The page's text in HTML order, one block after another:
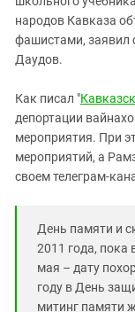
СКФО
Ставропольский край
Южная Осетия
Южный Кавказ
ЮФО
народов Кавказа
фашистами, заявил
Даудов.
Как писал "
депортации
мероприятия. При
мероприятий, а
своем телеграм-
День памяти и
2011 года, пока
мая – дату
году в День
митинг памяти